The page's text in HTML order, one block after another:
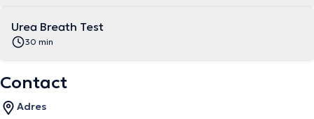
Urea Breath Test
30 min
Contact
Adres